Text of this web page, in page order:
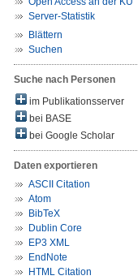
Server-Statistik
Blättern
Suchen
Suche nach Personen
im Publikationsserver
bei BASE
bei Google Scholar
Daten exportieren
ASCII Citation
Atom
BibTeX
Dublin Core
EP3 XML
EndNote
HTML Citation